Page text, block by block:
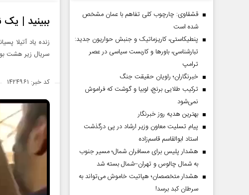
ببینید |
زنده‌ یاد آتیلا
سریال زیر هشت
کد خبر: ۱۴۲۴۹۶۱
قشقاوی: چارچوب کلی تفاهم با عمان مشخص
شده است
پنطیکاستی، کاریزماتیک و جنبش حواریون جدید:
تبارشناسی، باور‌ها و کاربست سیاسی در عصر
ترامپ
خبرنگاران؛ راویان حقیقت جنگ
ترکیب طلایی برنج، لوبیا و گوشت که فراموش
نمی‌شود
بهترین هدیه روز خبرنگار
پیام تسلیت معاون وزیر ارشاد در پی درگذشت
استاد ابوالقاسم قاسم‌زاده
هشدار پلیس برای مسافران شمال؛ مسیر جنوب
به شمال چالوس و تهران–شمال بسته شد
هشدار متخصصان؛ هپاتیت خاموش می‌تواند به
سرطان کبد برسد!